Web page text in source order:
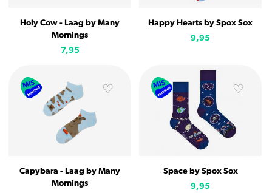
Holy Cow - Laag by Many
Mornings
7,95
Happy Hearts by Spox Sox
9,95
Capybara - Laag by Many
Mornings
Space by Spox Sox
9,95